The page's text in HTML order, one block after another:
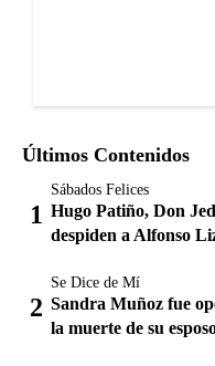
Últimos Contenidos
Sábados Felices
Hugo Patiño, Don
despiden a Alfonso
Se Dice de Mí
Sandra Muñoz fue
la muerte de su